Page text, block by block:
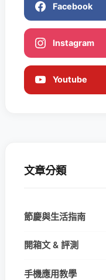
Facebook
Instagram
Youtube
文章分類
節慶與生活指南
開箱文 & 評測
手機應用教學